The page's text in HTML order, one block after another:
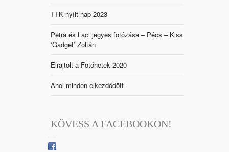
TTK nyílt nap 2023
Petra és Laci jegyes fotózása – Pécs – Kiss
‘Gadget’ Zoltán
Elrajtolt a Fotóhetek 2020
Ahol minden elkezdődött
KÖVESS A FACEBOOKON!